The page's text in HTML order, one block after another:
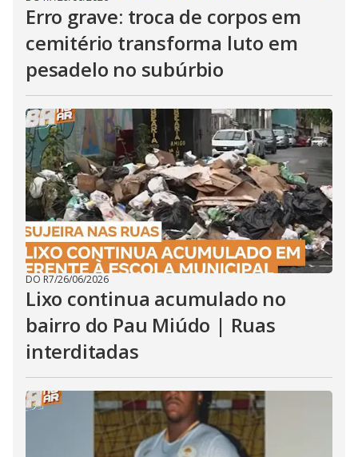
Erro grave: troca de corpos em
cemitério transforma luto em
pesadelo no subúrbio
DO R7/26/06/2026
Lixo continua acumulado no
bairro do Pau Miúdo | Ruas
interditadas